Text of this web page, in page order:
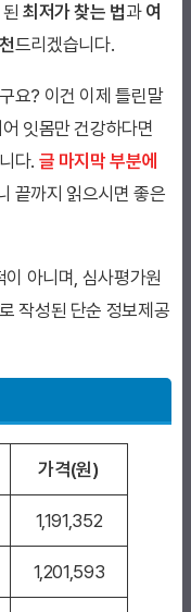
최저가 찾는 법과 여
드리겠습니다.
요? 이건 이제 틀린말
잇몸만 건강하다면
다. 글 마지막 부분에
끝까지 읽으시면 좋은
아니며, 심사평가원
작성된 단순 정보제공
가격(원)
1,191,352
1,201,593